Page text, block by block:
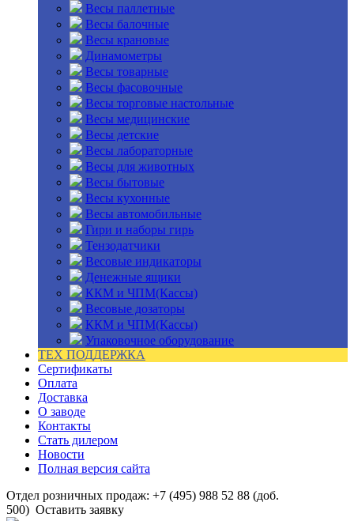
Весы паллетные
Весы балочные
Весы крановые
Динамометры
Весы товарные
Весы фасовочные
Весы торговые настольные
Весы медицинские
Весы детские
Весы лабораторные
Весы для животных
Весы бытовые
Весы кухонные
Весы автомобильные
Гири и наборы гирь
Тензодатчики
Весовые индикаторы
Денежные ящики
ККМ и ЧПМ(Кассы)
Весовые дозаторы
ККМ и ЧПМ(Кассы)
Упаковочное оборудование
ТЕХ ПОДДЕРЖКА
Сертификаты
Оплата
Доставка
О заводе
Контакты
Стать дилером
Новости
Полная версия сайта
Отдел розничных продаж: +7 (495) 988 52 88 (доб.
500) Оставить заявку